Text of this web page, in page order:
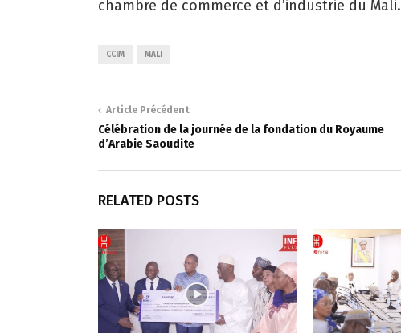
chambre de commerce et d’industrie du Mali.
CCIM MALI
Article Précédent
Célébration de la journée de la fondation du Royaume
d’Arabie Saoudite
RELATED POSTS